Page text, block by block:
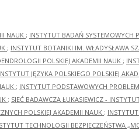
NAUK ; INSTYTUT BADAŃ SYSTEMOWYCH
; INSTYTUT BOTANIKI IM. WŁADYSŁAWA
POLSKIEJ AKADEMII NAUK ;
JĘZYKA POLSKIEGO POLSKIEJ
; INSTYTUT PODSTAWOWYCH
; SIEĆ BADAWCZA ŁUKASIEWICZ -
POLSKIEJ AKADEMII NAUK ;
TECHNOLOGII BEZPIECZEŃSTWA